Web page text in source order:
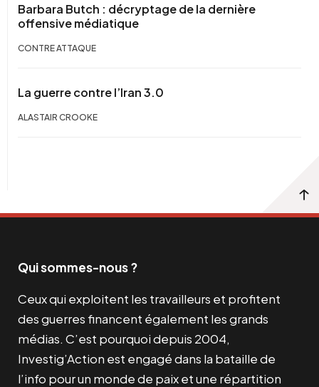
Barbara Butch : décryptage de la dernière
offensive médiatique
CONTRE ATTAQUE
La guerre contre l’Iran 3.0
ALASTAIR CROOKE
Qui sommes-nous ?
Ceux qui exploitent les travailleurs et profitent
des guerres financent également les grands
médias. C’est pourquoi depuis 2004,
Investig’Action est engagé dans la bataille de
l’info pour un monde de paix et une répartition